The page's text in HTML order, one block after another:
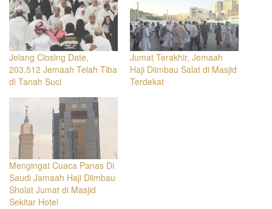
Jelang Closing Date,
203.512 Jemaah Telah Tiba
di Tanah Suci
Jumat Terakhir, Jemaah
Haji Diimbau Salat di Masjid
Terdekat
Mengingat Cuaca Panas Di
Saudi Jamaah Haji Diimbau
Sholat Jumat di Masjid
Sekitar Hotel